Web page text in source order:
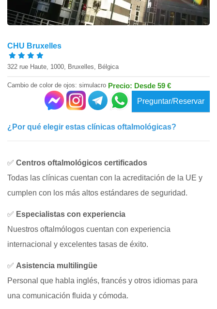
CHU Bruxelles
322 rue Haute, 1000, Bruxelles, Bélgica
Cambio de color de ojos: simulacro Precio: Desde 59 €
Preguntar/Reservar
¿Por qué elegir estas clínicas oftalmológicas?
✅ Centros oftalmológicos certificados
Todas las clínicas cuentan con la acreditación de la UE y
cumplen con los más altos estándares de seguridad.
✅ Especialistas con experiencia
Nuestros oftalmólogos cuentan con experiencia
internacional y excelentes tasas de éxito.
✅ Asistencia multilingüe
Personal que habla inglés, francés y otros idiomas para
una comunicación fluida y cómoda.